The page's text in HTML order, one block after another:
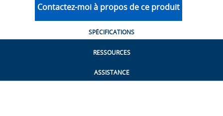
Contactez-moi à propos de ce produit
SPÉCIFICATIONS
RESSOURCES
ASSISTANCE